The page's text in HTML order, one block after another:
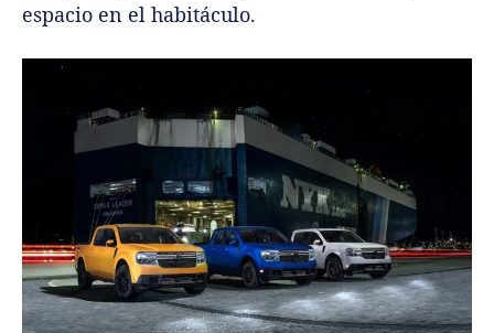
espacio en el habitáculo.